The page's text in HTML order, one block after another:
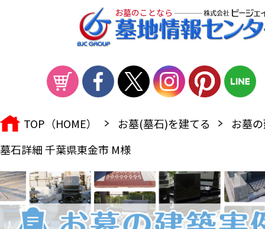
お墓のことなら
TOP（HOME） お墓(墓石)を建てる
お墓
墓石詳細 千葉県東金市 M様